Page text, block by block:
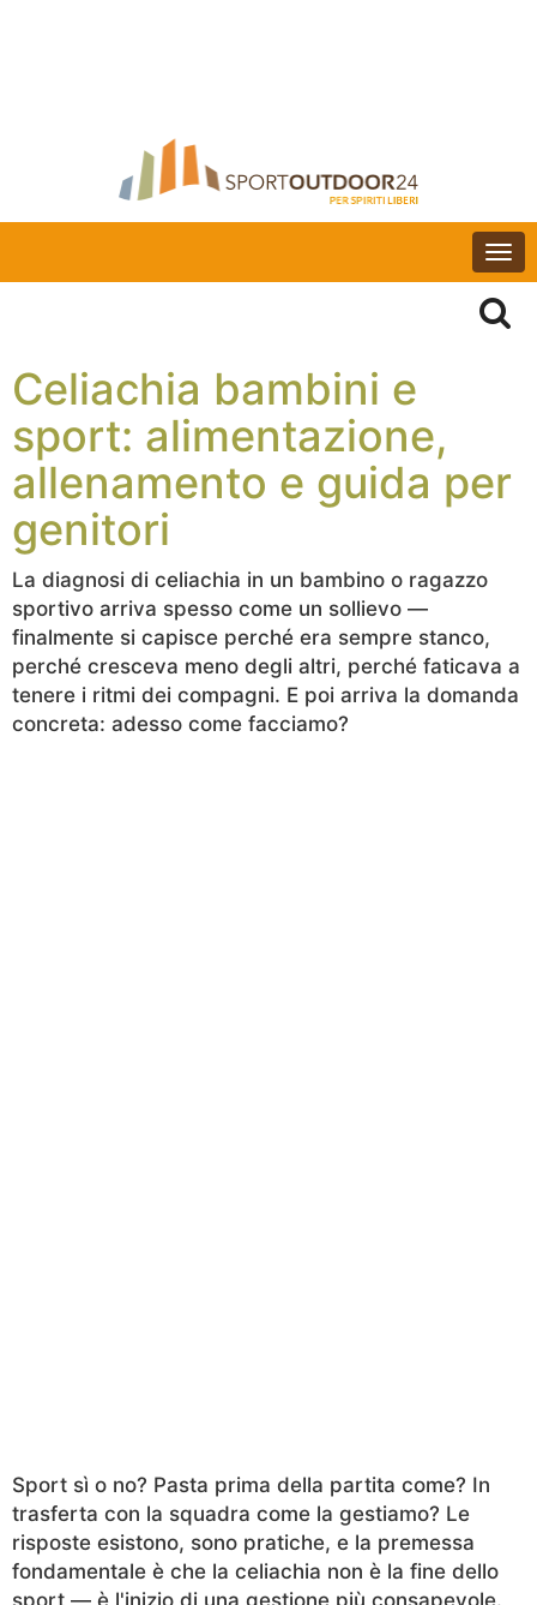
Celiachia bambini e
sport: alimentazione,
allenamento e guida per
genitori
La diagnosi di celiachia in un bambino o ragazzo
sportivo arriva spesso come un sollievo —
finalmente si capisce perché era sempre stanco,
perché cresceva meno degli altri, perché faticava a
tenere i ritmi dei compagni. E poi arriva la domanda
concreta: adesso come facciamo?
Sport sì o no? Pasta prima della partita come? In
trasferta con la squadra come la gestiamo? Le
risposte esistono, sono pratiche, e la premessa
fondamentale è che la celiachia non è la fine dello
sport — è l'inizio di una gestione più consapevole.